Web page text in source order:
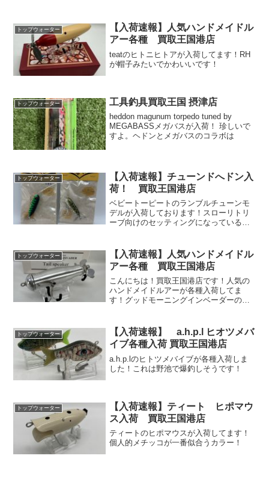
トップウォーター
【入荷速報】人気ハンドメイドル
アー各種 買取王国港店
teatのヒトニヒトアが入荷してます！RH
が帽子みたいでかわいいです！
トップウォーター 工具釣具買取王国 摂津店
heddon magunum torpedo tuned by
MEGABASSメガバスが入荷！ 珍しいで
すよ。ヘドンとメガバスのコラボは
トップウォーター
【入荷速報】チューンドへドン入
荷！ 買取王国港店
ベビートーピートのランブルチューンモ
デルが入荷しております！スローリトリ
ーブ向けのセッティングになっているよ
トップウォーター
【入荷速報】人気ハンドメイドル
アー各種 買取王国港店
こんにちは！買取王国港店です！人気の
ハンドメイドルアーが各種入荷してま
す！グッドモーニングインベーダーのテ
トップウォーター
【入荷速報】 a.h.p.l ヒオツメバ
イブ各種入荷 買取王国港店
a.h.p.lのヒトツメバイブが各種入荷しま
した！これは野池で爆釣しそうです！
トップウォーター
【入荷速報】ティート ヒポマウ
ス入荷 買取王国港店
ティートのヒポマウスが入荷してます！
個人的メチッコが一番似合うカラー！